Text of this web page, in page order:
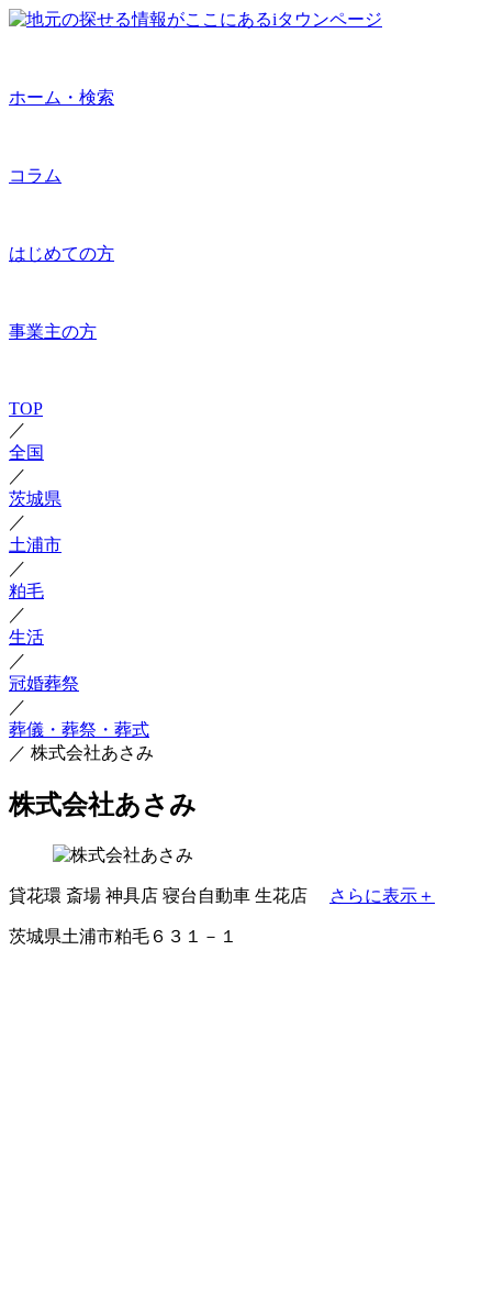
ホーム・検索
コラム
はじめての方
事業主の方
TOP
／
全国
／
茨城県
／
土浦市
／
粕毛
／
生活
／
冠婚葬祭
／
葬儀・葬祭・葬式
／ 株式会社あさみ
株式会社あさみ
貸花環 斎場 神具店 寝台自動車 生花店 さらに表示＋
茨城県土浦市粕毛６３１－１